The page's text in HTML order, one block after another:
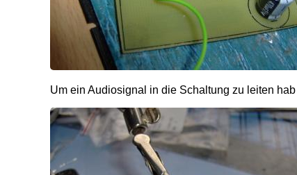
Um ein Audiosignal in die Schaltung zu leiten